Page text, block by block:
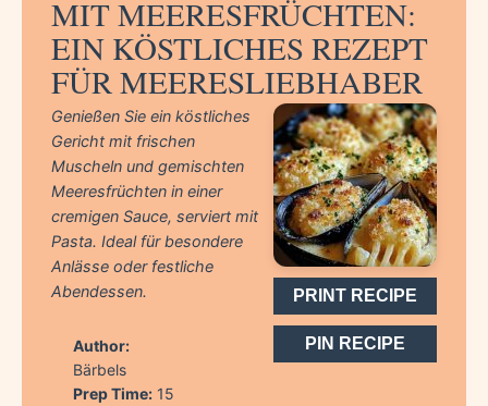
MIT MEERESFRÜCHTEN:
EIN KÖSTLICHES REZEPT
FÜR MEERESLIEBHABER
PRINT RECIPE
PIN RECIPE
Genießen Sie ein köstliches
Gericht mit frischen
Muscheln und gemischten
Meeresfrüchten in einer
cremigen Sauce, serviert mit
Pasta. Ideal für besondere
Anlässe oder festliche
Abendessen.
Author:
Bärbels
Prep Time: 15